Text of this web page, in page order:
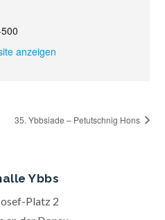
anzeigen
35. Ybbsiade – Petutschnig Hons
Ybbs
Platz 2